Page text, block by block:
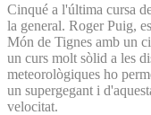
Cinqué a l'última cursa
la general. Roger Puig,
Món de Tignes amb un
un curs molt sòlid a les
meteorològiques ho
un supergegant i
velocitat.